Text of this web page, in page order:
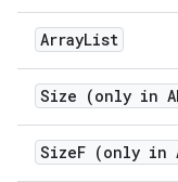
ArrayList
Size (only in
SizeF (only in